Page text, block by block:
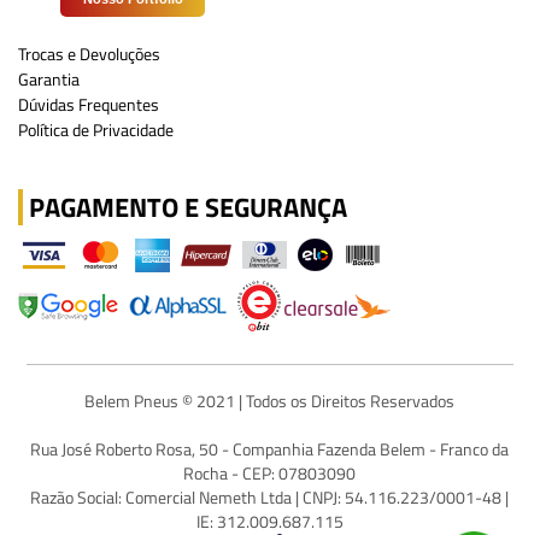
Trocas e Devoluções
Garantia
Dúvidas Frequentes
Política de Privacidade
PAGAMENTO E SEGURANÇA
Belem Pneus © 2021 | Todos os Direitos Reservados
Rua José Roberto Rosa, 50 - Companhia Fazenda Belem - Franco da
Rocha - CEP: 07803090
Razão Social: Comercial Nemeth Ltda | CNPJ: 54.116.223/0001-48 |
IE: 312.009.687.115